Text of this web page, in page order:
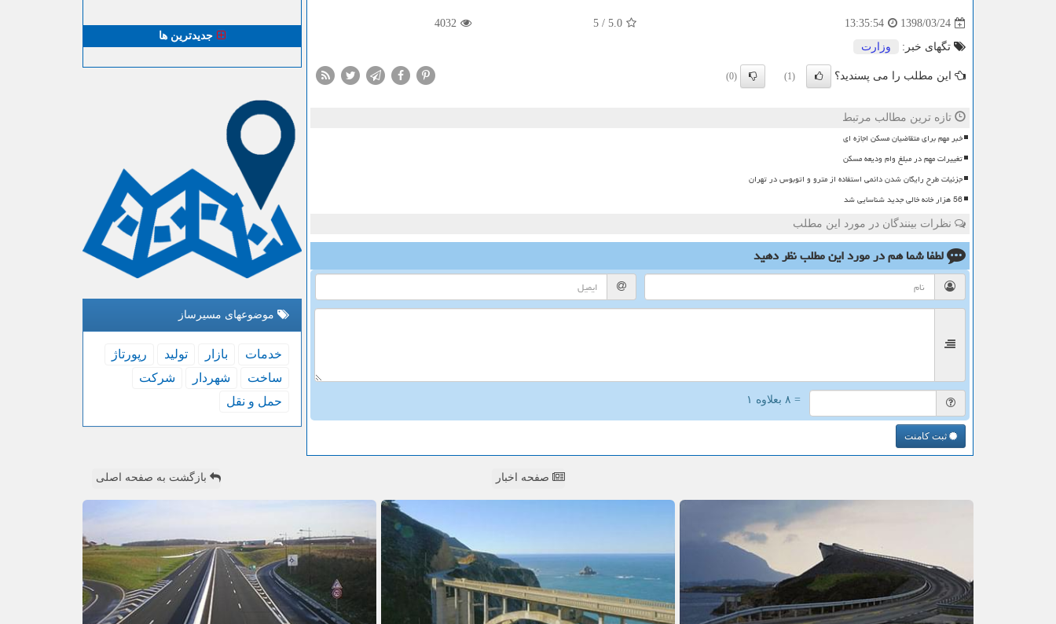
1398/03/24
13:35:54
5.0
/
5
4032
تگهای خبر: وزارت
این مطلب را می پسندید؟ (1)
(0)
تازه ترین مطالب مرتبط
خبر مهم برای متقاضیان مسکن اجازه ای
تغییرات مهم در مبلغ وام ودیعه مسکن
جزئیات طرح رایگان شدن دائمی استفاده از مترو و اتوبوس در تهران
56 هزار خانه خالی جدید شناسایی شد
نظرات بینندگان در مورد این مطلب
لطفا شما همدر مورد این مطلبنظر دهید
= ۸ بعلاوه ۱
ثبت کامنت
جدیدترین ها
موضوعهای مسیرساز
خدمات بازار تولید
رپورتاژ
ساخت
شهردار
شركت
حمل و نقل
صفحه اخبار بازگشت به صفحه اصلی